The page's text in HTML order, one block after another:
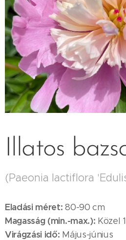
Illatos
(Paeonia lactiflora
Eladási méret: 80-90 cm
Magasság (min.-max.): Közel
Virágzási idő: Május-június